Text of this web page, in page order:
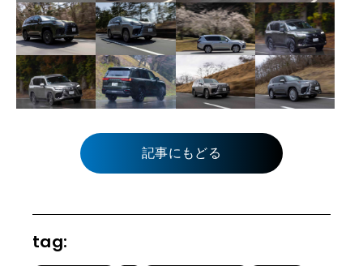
記事にもどる
tag: